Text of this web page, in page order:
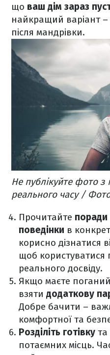
що ваш дім зараз
найкращий варіант
після мандрівки.
Не публікуйте фото
реального часу /
Прочитайте
поведінки в
корисно дізнатися
щоб користуватися
реального досвіду.
Якщо маєте поганий
взяти додаткову
Добре бачити –
комфортної та
Розділіть готівку та
потаємних місць.